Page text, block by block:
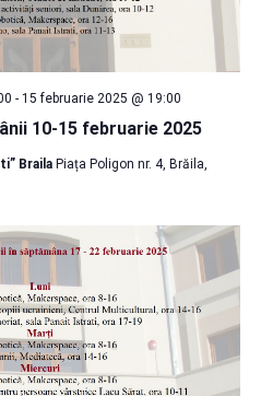
10-15 februarie 2025
- 15 februarie 2025 @ 19:00
Braila Piața Poligon nr. 4, Brăila,